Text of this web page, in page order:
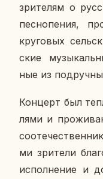
зри­те­лям о
пес­но­пе­ния,
кру­го­вых
ские
ные из
Кон­церт был
ля­ми и
ми зри­те­ли
ис­пол­не­ние и